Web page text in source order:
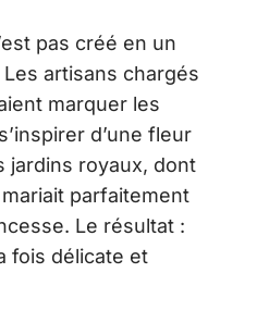
pas créé en un
artisans chargés
marquer les
d’une fleur
jardins royaux, dont
parfaitement
Le résultat :
fois délicate et